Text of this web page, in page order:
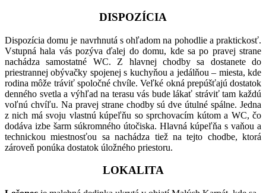
DISPOZÍCIA
Dispozícia domu je navrhnutá s ohľadom na pohodlie a praktickosť.
Vstupná hala vás pozýva ďalej do domu, kde sa po pravej strane
nachádza samostatné WC. Z hlavnej chodby sa dostanete do
priestrannej obývačky spojenej s kuchyňou a jedálňou – miesta, kde
rodina môže tráviť spoločné chvíle. Veľké okná prepúšťajú dostatok
denného svetla a výhľad na terasu vás bude lákať stráviť tam každú
voľnú chvíľu. Na pravej strane chodby sú dve útulné spálne. Jedna
z nich má svoju vlastnú kúpeľňu so sprchovacím kútom a WC, čo
dodáva izbe šarm súkromného útočiska. Hlavná kúpeľňa s vaňou a
technickou miestnosťou sa nachádza tiež na tejto chodbe, ktorá
zároveň ponúka dostatok úložného priestoru.
LOKALITA